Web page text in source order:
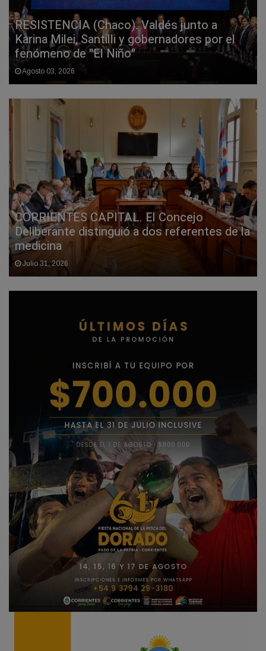
RESISTENCIA (Chaco). Valdés junto a
Karina Milei, Santilli y gobernadores por el
fenómeno de "El Niño"
Agosto 03, 2026
CORRIENTES CAPITAL. El Concejo
Deliberante distinguió a dos referentes de la
medicina
Julio 31, 2026